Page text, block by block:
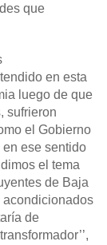
que
en esta
luego de que
sufrieron
el Gobierno
ese sentido
el tema
de Baja
acondicionados
de